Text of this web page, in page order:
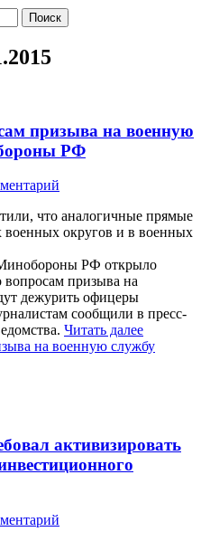
призыва на военную
РФ
что аналогичные прямые
военных округов и в военных
РФ открыло
призыва на
дежурить офицеры
сообщили в пресс-
Читать далее
на военную службу
активизировать